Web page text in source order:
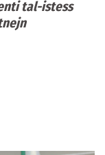
tal-istess